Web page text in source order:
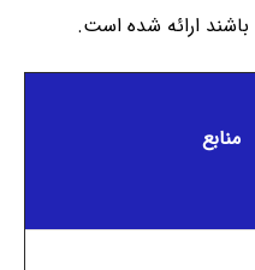
باشند ارائه شده است.
منابع